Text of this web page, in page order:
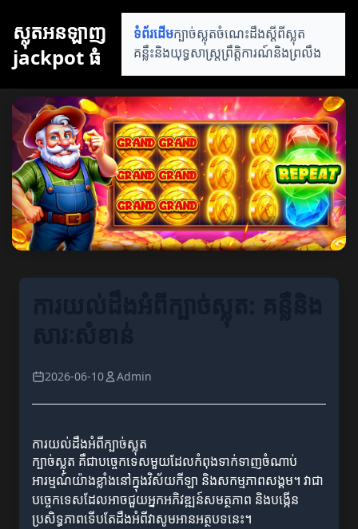
ស្លុតអនឡាញ
jackpot ធំ
ទំព័រដើមក្បាច់ស្លុតចំណេះដឹងស្តីពីស្លុត
គន្លឹះនិងយុទ្ធសាស្ត្រព្រឹត្តិការណ៍និងព្រលឹង
2026-06-10 Admin
ការយល់ដឹងអំពីក្បាច់ស្លុត
ក្បាច់ស្លុត គឺជាបច្ចេកទេសមួយដែលកំពុងទាក់ទាញចំណាប់
អារម្មណ៍យ៉ាងខ្លាំងនៅក្នុងវិស័យកីឡា និងសកម្មភាពសង្គម។ វាជា
បច្ចេកទេសដែលអាចជួយអ្នកអភិវឌ្ឍន៍សមត្ថភាព និងបង្កើន
ប្រសិទ្ធភាពទើបតែដឹងអំពីវាសូមអានអត្ថបទនេះ។